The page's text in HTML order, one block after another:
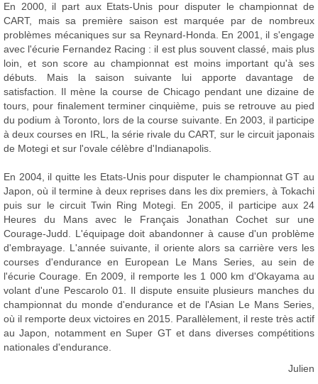
En 2000, il part aux Etats-Unis pour disputer le championnat de
CART, mais sa première saison est marquée par de nombreux
problèmes mécaniques sur sa Reynard-Honda. En 2001, il s'engage
avec l'écurie Fernandez Racing : il est plus souvent classé, mais plus
loin, et son score au championnat est moins important qu'à ses
débuts. Mais la saison suivante lui apporte davantage de
satisfaction. Il mène la course de Chicago pendant une dizaine de
tours, pour finalement terminer cinquième, puis se retrouve au pied
du podium à Toronto, lors de la course suivante. En 2003, il participe
à deux courses en IRL, la série rivale du CART, sur le circuit japonais
de Motegi et sur l'ovale célèbre d'Indianapolis.
En 2004, il quitte les Etats-Unis pour disputer le championnat GT au
Japon, où il termine à deux reprises dans les dix premiers, à Tokachi
puis sur le circuit Twin Ring Motegi. En 2005, il participe aux 24
Heures du Mans avec le Français Jonathan Cochet sur une
Courage-Judd. L'équipage doit abandonner à cause d'un problème
d'embrayage. L'année suivante, il oriente alors sa carrière vers les
courses d'endurance en European Le Mans Series, au sein de
l'écurie Courage. En 2009, il remporte les 1 000 km d'Okayama au
volant d'une Pescarolo 01. Il dispute ensuite plusieurs manches du
championnat du monde d'endurance et de l'Asian Le Mans Series,
où il remporte deux victoires en 2015. Parallèlement, il reste très actif
au Japon, notamment en Super GT et dans diverses compétitions
nationales d'endurance.
Julien